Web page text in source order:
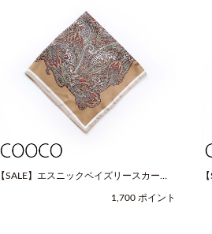
【SALE】エスニックペイズリースカーフ
1,700 ポイント